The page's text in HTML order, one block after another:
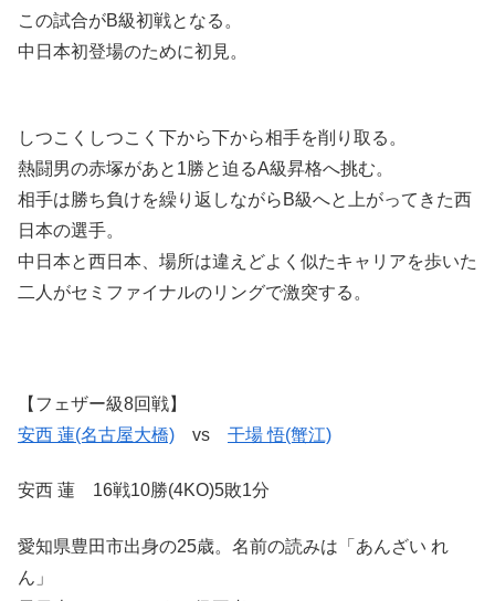
この試合がB級初戦となる。
中日本初登場のために初見。
しつこくしつこく下から下から相手を削り取る。
熱闘男の赤塚があと1勝と迫るA級昇格へ挑む。
相手は勝ち負けを繰り返しながらB級へと上がってきた西
日本の選手。
中日本と西日本、場所は違えどよく似たキャリアを歩いた
二人がセミファイナルのリングで激突する。
【フェザー級8回戦】
安西 蓮(名古屋大橋) vs 干場 悟(蟹江)
安西 蓮 16戦10勝(4KO)5敗1分
愛知県豊田市出身の25歳。名前の読みは「あんざい れ
ん」